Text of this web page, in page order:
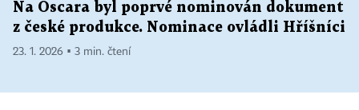
Na Oscara byl poprvé nominován dokument
z české produkce. Nominace ovládli Hříšníci
23. 1. 2026 ▪ 3 min. čtení